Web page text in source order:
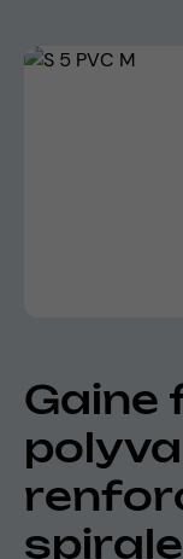
Skip image gallery
Gaine